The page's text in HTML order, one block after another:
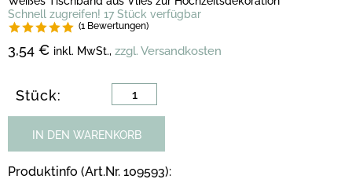
Schnell zugreifen! 17 Stück verfügbar
(1 Bewertungen)
3,54 € inkl. MwSt., zzgl. Versandkosten
Stück:
IN DEN WARENKORB
Produktinfo (Art.Nr. 109593):